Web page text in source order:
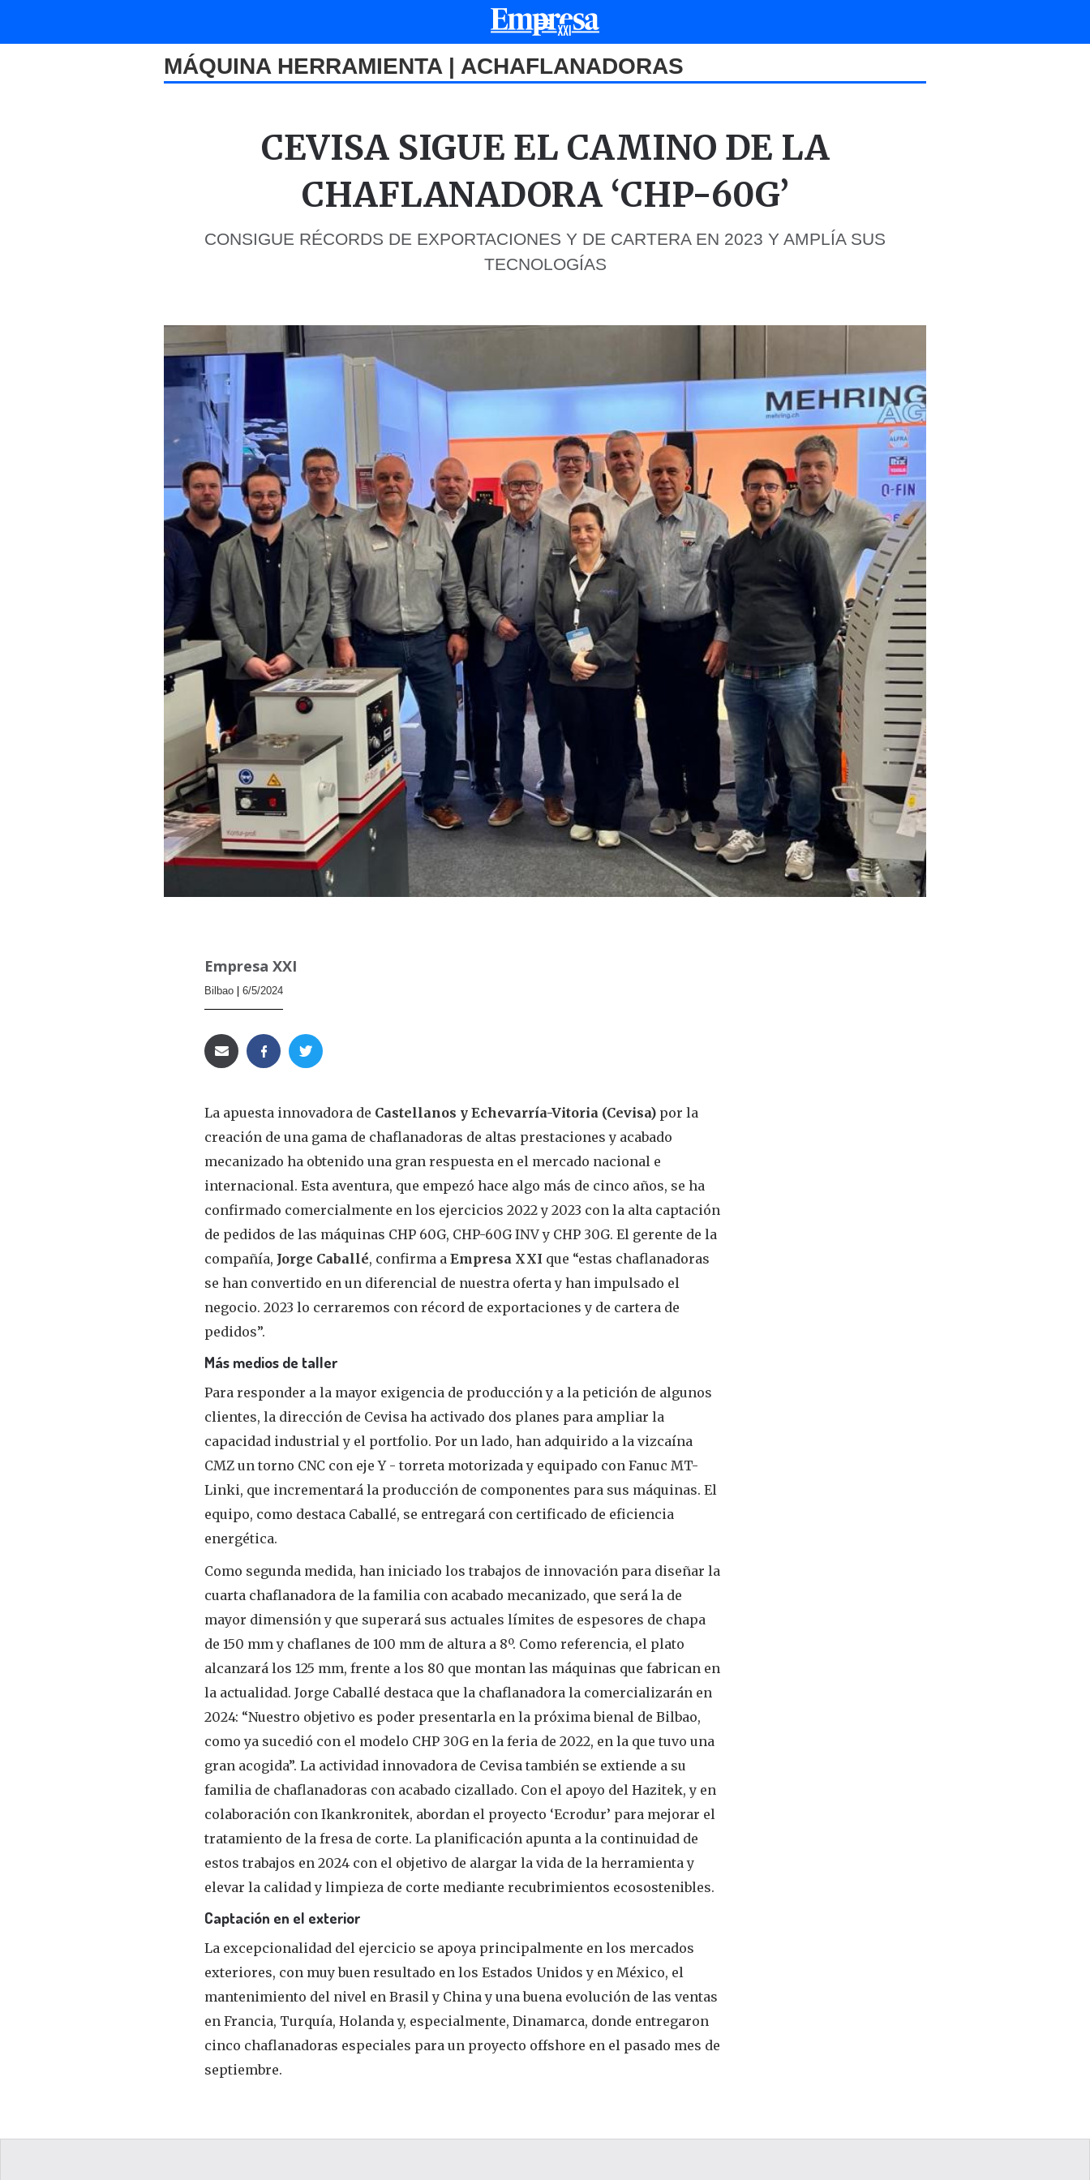
MÁQUINA HERRAMIENTA | ACHAFLANADORAS
CEVISA SIGUE EL CAMINO DE LA
CHAFLANADORA ‘CHP-60G’
CONSIGUE RÉCORDS DE EXPORTACIONES Y DE CARTERA EN 2023 Y AMPLÍA SUS
TECNOLOGÍAS
Empresa XXI
Bilbao 6/5/2024
La apuesta innovadora de Castellanos y Echevarría-Vitoria (Cevisa) por la
creación de una gama de chaflanadoras de altas prestaciones y acabado
mecanizado ha obtenido una gran respuesta en el mercado nacional e
internacional. Esta aventura, que empezó hace algo más de cinco años, se ha
confirmado comercialmente en los ejercicios 2022 y 2023 con la alta captación
de pedidos de las máquinas CHP 60G, CHP-60G INV y CHP 30G. El gerente de la
compañía, Jorge Caballé, confirma a Empresa XXI que “estas chaflanadoras
se han convertido en un diferencial de nuestra oferta y han impulsado el
negocio. 2023 lo cerraremos con récord de exportaciones y de cartera de
pedidos”.
Más medios de taller
Para responder a la mayor exigencia de producción y a la petición de algunos
clientes, la dirección de Cevisa ha activado dos planes para ampliar la
capacidad industrial y el portfolio. Por un lado, han adquirido a la vizcaína
CMZ un torno CNC con eje Y - torreta motorizada y equipado con Fanuc MT-
Linki, que incrementará la producción de componentes para sus máquinas. El
equipo, como destaca Caballé, se entregará con certificado de eficiencia
energética.
Como segunda medida, han iniciado los trabajos de innovación para diseñar la
cuarta chaflanadora de la familia con acabado mecanizado, que será la de
mayor dimensión y que superará sus actuales límites de espesores de chapa
de 150 mm y chaflanes de 100 mm de altura a 8º. Como referencia, el plato
alcanzará los 125 mm, frente a los 80 que montan las máquinas que fabrican en
la actualidad. Jorge Caballé destaca que la chaflanadora la comercializarán en
2024: “Nuestro objetivo es poder presentarla en la próxima bienal de Bilbao,
como ya sucedió con el modelo CHP 30G en la feria de 2022, en la que tuvo una
gran acogida”. La actividad innovadora de Cevisa también se extiende a su
familia de chaflanadoras con acabado cizallado. Con el apoyo del Hazitek, y en
colaboración con Ikankronitek, abordan el proyecto ‘Ecrodur’ para mejorar el
tratamiento de la fresa de corte. La planificación apunta a la continuidad de
estos trabajos en 2024 con el objetivo de alargar la vida de la herramienta y
elevar la calidad y limpieza de corte mediante recubrimientos ecosostenibles.
Captación en el exterior
La excepcionalidad del ejercicio se apoya principalmente en los mercados
exteriores, con muy buen resultado en los Estados Unidos y en México, el
mantenimiento del nivel en Brasil y China y una buena evolución de las ventas
en Francia, Turquía, Holanda y, especialmente, Dinamarca, donde entregaron
cinco chaflanadoras especiales para un proyecto offshore en el pasado mes de
septiembre.